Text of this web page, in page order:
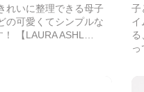
れいに整理できる母子
の可愛くてシンプルな
【LAURA ASHL…
子
イ
っ